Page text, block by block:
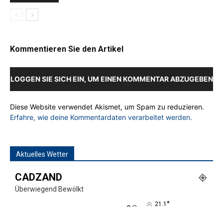
Kommentieren Sie den Artikel
LOGGEN SIE SICH EIN, UM EINEN KOMMENTAR ABZUGEBEN
Diese Website verwendet Akismet, um Spam zu reduzieren.
Erfahre, wie deine Kommentardaten verarbeitet werden.
Aktuelles Wetter
CADZAND
Überwiegend Bewölkt
21.1 °